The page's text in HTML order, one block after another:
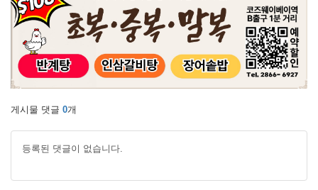
게시물 댓글 0개
등록된 댓글이 없습니다.